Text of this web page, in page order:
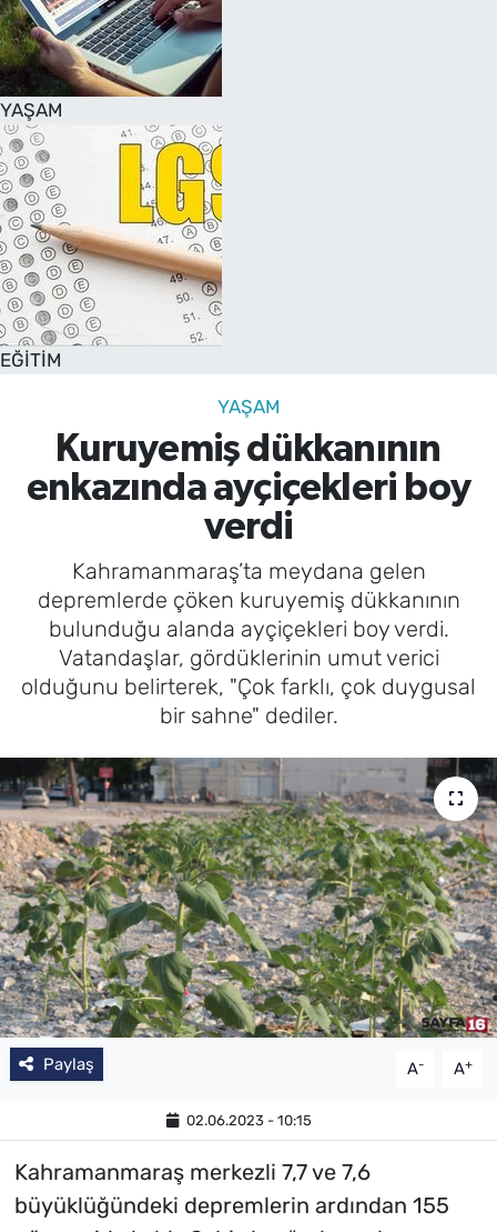
YAŞAM
EĞİTİM
YAŞAM
Kuruyemiş dükkanının
enkazında ayçiçekleri boy
verdi
Kahramanmaraş’ta meydana gelen
depremlerde çöken kuruyemiş dükkanının
bulunduğu alanda ayçiçekleri boy verdi.
Vatandaşlar, gördüklerinin umut verici
olduğunu belirterek, "Çok farklı, çok duygusal
bir sahne" dediler.
Paylaş A- A+
02.06.2023 - 10:15
Kahramanmaraş merkezli 7,7 ve 7,6
büyüklüğündeki depremlerin ardından 155